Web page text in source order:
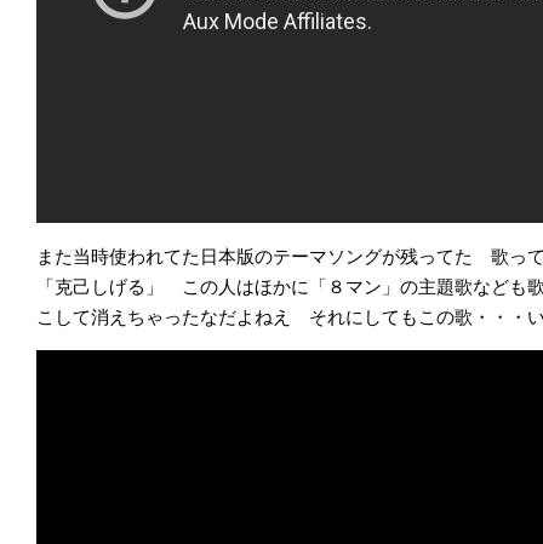
また当時使われてた日本版のテーマソングが残ってた 歌
「克己しげる」 この人はほかに「８マン」の主題歌なども
こして消えちゃったなだよねえ それにしてもこの歌・・・